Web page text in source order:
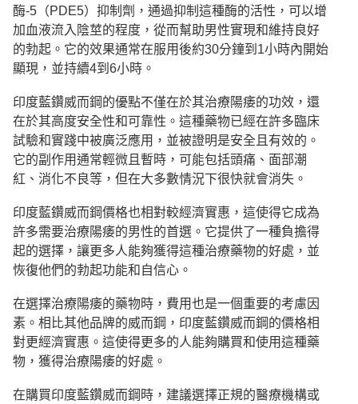
酶-5（PDE5）抑制劑，通過抑制這種酶的活性，可以增
加血液流入陰莖的程度，從而幫助男性實現和維持良好
的勃起。它的效果通常在服用後約30分鐘到1小時內開始
顯現，並持續4到6小時。
印度藍鑽威而鋼的優點不僅在於其治療陽痿的功效，還
在於其高度安全性和可靠性。這種藥物已經在許多臨床
試驗和實踐中被廣泛應用，並被證明是安全且有效的。
它的副作用通常輕微且暫時，可能包括頭痛、面部潮
紅、消化不良等，但在大多數情況下很快就會消失。
印度藍鑽威而鋼價格也相對較經濟實惠，這使得它成為
許多需要治療陽痿的男性的首選。它提供了一種負擔得
起的選擇，讓更多人能夠獲得這種治療藥物的好處，並
恢復他們的勃起功能和自信心。
在選擇治療陽痿的藥物時，費用也是一個重要的考慮因
素。相比其他品牌的威而鋼，印度藍鑽威而鋼的價格相
對更經濟實惠。這使得更多的人能夠購買和使用這種藥
物，獲得治療陽痿的好處。
在購買印度藍鑽威而鋼時，建議選擇正規的醫療機構或